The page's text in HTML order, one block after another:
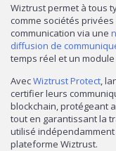
Wiztrust permet à tous
comme sociétés
communication via une
diffusion de
temps réel et un module
AvecWiztrust Protect ,
certifier leurs
blockchain, protégeant
tout en garantissant la
utilisé
plateforme Wiztrust.